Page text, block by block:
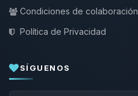
Condiciones de colaboración
Política de Privacidad
SÍGUENOS